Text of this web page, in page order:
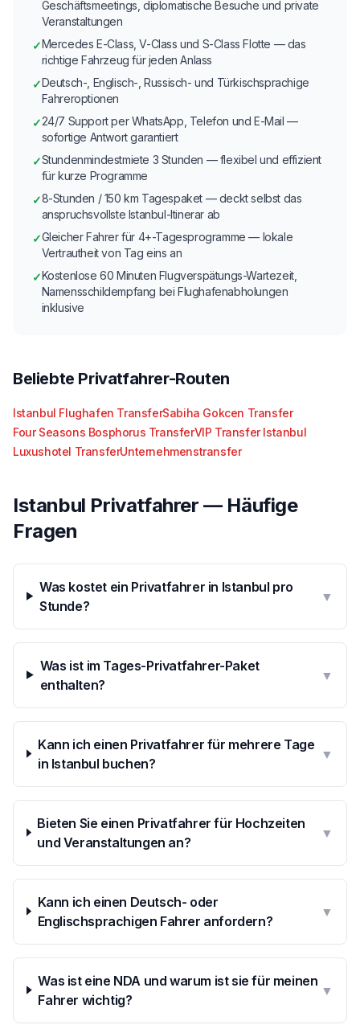
Geschäftsmeetings, diplomatische Besuche und private
Veranstaltungen
✓Mercedes E-Class, V-Class und S-Class Flotte — das
richtige Fahrzeug für jeden Anlass
✓Deutsch-, Englisch-, Russisch- und Türkischsprachige
Fahreroptionen
✓24/7 Support per WhatsApp, Telefon und E-Mail —
sofortige Antwort garantiert
✓Stundenmindestmiete 3 Stunden — flexibel und effizient
für kurze Programme
✓8-Stunden / 150 km Tagespaket — deckt selbst das
anspruchsvollste Istanbul-Itinerar ab
✓Gleicher Fahrer für 4+-Tagesprogramme — lokale
Vertrautheit von Tag eins an
✓Kostenlose 60 Minuten Flugverspätungs-Wartezeit,
Namensschildempfang bei Flughafenabholungen
inklusive
Beliebte Privatfahrer-Routen
Istanbul Flughafen TransferSabiha Gokcen Transfer
Four Seasons Bosphorus TransferVIP Transfer Istanbul
Luxushotel TransferUnternehmenstransfer
Istanbul Privatfahrer — Häufige
Fragen
Was kostet ein Privatfahrer in Istanbul pro
Stunde?
▼
Was ist im Tages-Privatfahrer-Paket
enthalten?
▼
Kann ich einen Privatfahrer für mehrere Tage
in Istanbul buchen?
▼
Bieten Sie einen Privatfahrer für Hochzeiten
und Veranstaltungen an?
▼
Kann ich einen Deutsch- oder
Englischsprachigen Fahrer anfordern?
▼
Was ist eine NDA und warum ist sie für meinen
Fahrer wichtig?
▼